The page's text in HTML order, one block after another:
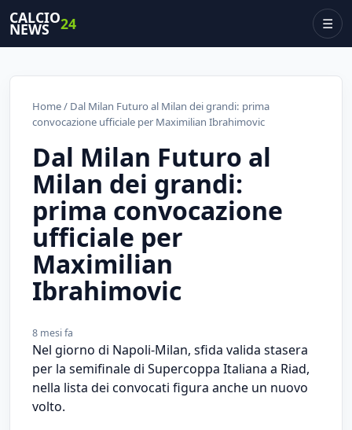
CALCIO
NEWS 24 ☰
Home/ Dal Milan Futuro al Milan dei grandi: prima
convocazione ufficiale per Maximilian Ibrahimovic
Dal Milan Futuro al
Milan dei grandi:
prima convocazione
ufficiale per
Maximilian
Ibrahimovic
8 mesi fa
Nel giorno di Napoli-Milan, sfida valida stasera
per la semifinale di Supercoppa Italiana a Riad,
nella lista dei convocati figura anche un nuovo
volto.